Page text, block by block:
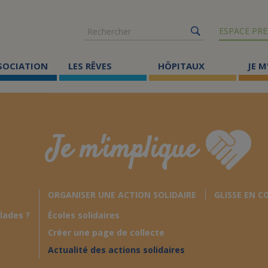
Rechercher
ESPACE
LES RÊVES HÔPITAUX JE
Je m'implique
?
ORGANISER UNE ACTION SOLIDAIRE
Écoles solidaires
Créer une page de collecte
Actualité des actions solidaires
GLISSE EN